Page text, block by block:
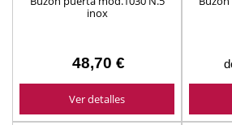
inox
48,70 €
Ver detalles